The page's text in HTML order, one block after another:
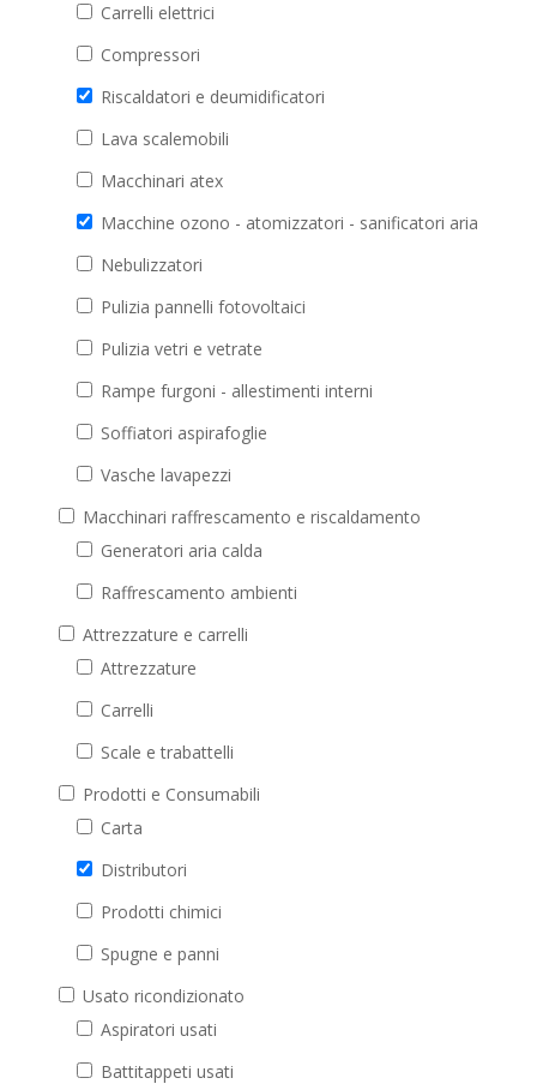
Carrelli elettrici
Compressori
Riscaldatori e deumidificatori
Lava scalemobili
Macchinari atex
Macchine ozono - atomizzatori - sanificatori aria
Nebulizzatori
Pulizia pannelli fotovoltaici
Pulizia vetri e vetrate
Rampe furgoni - allestimenti interni
Soffiatori aspirafoglie
Vasche lavapezzi
Macchinari raffrescamento e riscaldamento
Generatori aria calda
Raffrescamento ambienti
Attrezzature e carrelli
Attrezzature
Carrelli
Scale e trabattelli
Prodotti e Consumabili
Carta
Distributori
Prodotti chimici
Spugne e panni
Usato ricondizionato
Aspiratori usati
Battitappeti usati